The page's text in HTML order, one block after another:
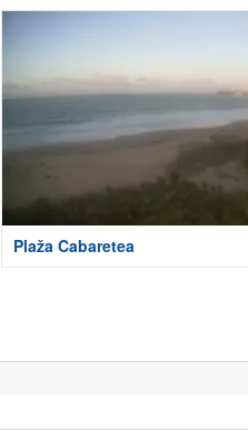
Plaža Cabaretea